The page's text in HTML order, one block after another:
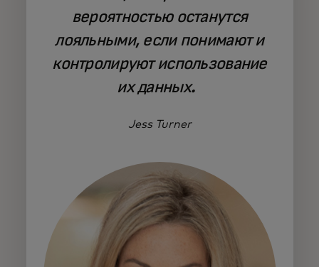
вероятностью останутся
лояльными, если понимают и
контролируют использование
их данных.
Jess Turner